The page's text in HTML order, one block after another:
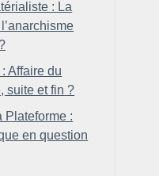
: La
?
Affaire du
suite et fin ?
Plateforme :
en question